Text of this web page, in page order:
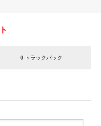
0 トラックバック